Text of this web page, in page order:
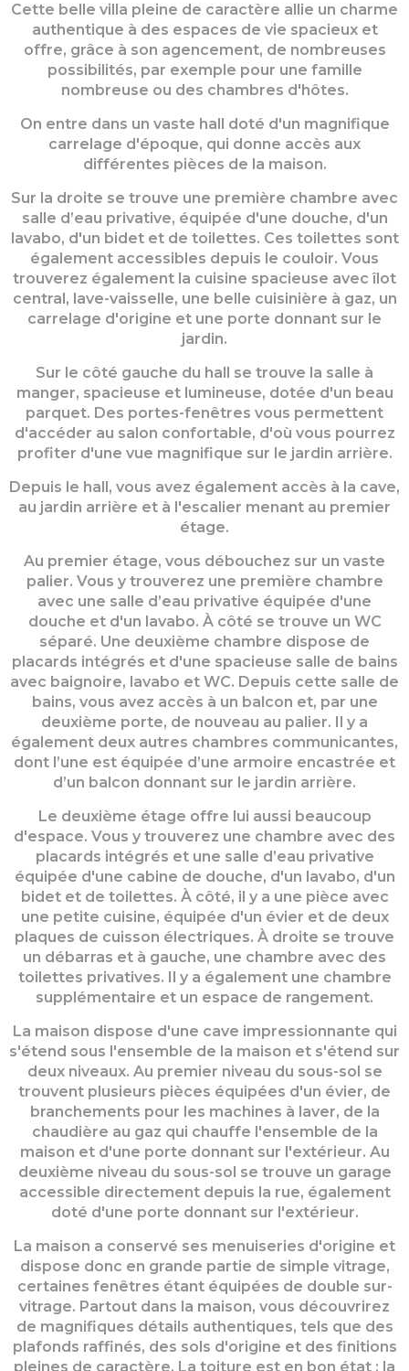
Cette belle villa pleine de caractère allie un charme
authentique à des espaces de vie spacieux et
offre, grâce à son agencement, de nombreuses
possibilités, par exemple pour une famille
nombreuse ou des chambres d'hôtes.
On entre dans un vaste hall doté d'un magnifique
carrelage d'époque, qui donne accès aux
différentes pièces de la maison.
Sur la droite se trouve une première chambre avec
salle d’eau privative, équipée d'une douche, d'un
lavabo, d'un bidet et de toilettes. Ces toilettes sont
également accessibles depuis le couloir. Vous
trouverez également la cuisine spacieuse avec îlot
central, lave-vaisselle, une belle cuisinière à gaz, un
carrelage d'origine et une porte donnant sur le
jardin.
Sur le côté gauche du hall se trouve la salle à
manger, spacieuse et lumineuse, dotée d'un beau
parquet. Des portes-fenêtres vous permettent
d'accéder au salon confortable, d'où vous pourrez
profiter d'une vue magnifique sur le jardin arrière.
Depuis le hall, vous avez également accès à la cave,
au jardin arrière et à l'escalier menant au premier
étage.
Au premier étage, vous débouchez sur un vaste
palier. Vous y trouverez une première chambre
avec une salle d’eau privative équipée d'une
douche et d'un lavabo. À côté se trouve un WC
séparé. Une deuxième chambre dispose de
placards intégrés et d'une spacieuse salle de bains
avec baignoire, lavabo et WC. Depuis cette salle de
bains, vous avez accès à un balcon et, par une
deuxième porte, de nouveau au palier. Il y a
également deux autres chambres communicantes,
dont l’une est équipée d’une armoire encastrée et
d’un balcon donnant sur le jardin arrière.
Le deuxième étage offre lui aussi beaucoup
d'espace. Vous y trouverez une chambre avec des
placards intégrés et une salle d’eau privative
équipée d'une cabine de douche, d'un lavabo, d'un
bidet et de toilettes. À côté, il y a une pièce avec
une petite cuisine, équipée d'un évier et de deux
plaques de cuisson électriques. À droite se trouve
un débarras et à gauche, une chambre avec des
toilettes privatives. Il y a également une chambre
supplémentaire et un espace de rangement.
La maison dispose d'une cave impressionnante qui
s'étend sous l'ensemble de la maison et s'étend sur
deux niveaux. Au premier niveau du sous-sol se
trouvent plusieurs pièces équipées d'un évier, de
branchements pour les machines à laver, de la
chaudière au gaz qui chauffe l'ensemble de la
maison et d'une porte donnant sur l'extérieur. Au
deuxième niveau du sous-sol se trouve un garage
accessible directement depuis la rue, également
doté d'une porte donnant sur l'extérieur.
La maison a conservé ses menuiseries d'origine et
dispose donc en grande partie de simple vitrage,
certaines fenêtres étant équipées de double sur-
vitrage. Partout dans la maison, vous découvrirez
de magnifiques détails authentiques, tels que des
plafonds raffinés, des sols d'origine et des finitions
pleines de caractère. La toiture est en bon état ; la